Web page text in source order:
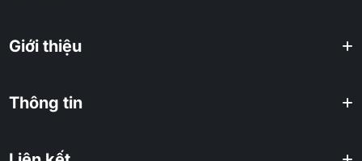
Giới thiệu
Thông tin